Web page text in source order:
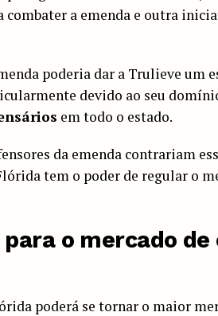
combater a emenda e outra
poderia dar a Trulieve um
devido ao seu
em todo o estado.
da emenda contrariam
tem o poder de regular o
o mercado de
poderá se tornar o maior